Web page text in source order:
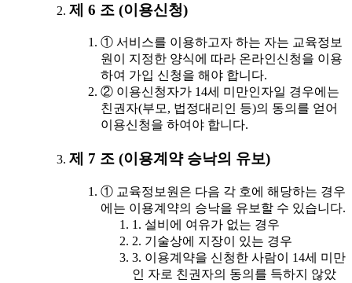
제 6 조 (이용신청)
① 서비스를 이용하고자 하는 자는 교육정보
원이 지정한 양식에 따라 온라인신청을 이용
하여 가입 신청을 해야 합니다.
② 이용신청자가 14세 미만인자일 경우에는
친권자(부모, 법정대리인 등)의 동의를 얻어
이용신청을 하여야 합니다.
제 7 조 (이용계약 승낙의 유보)
① 교육정보원은 다음 각 호에 해당하는 경우
에는 이용계약의 승낙을 유보할 수 있습니다.
1. 설비에 여유가 없는 경우
2. 기술상에 지장이 있는 경우
3. 이용계약을 신청한 사람이 14세 미만
인 자로 친권자의 동의를 득하지 않았